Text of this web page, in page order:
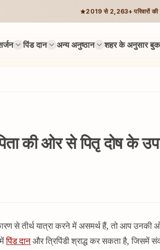
2019 से 2,263+ परिवारों की
पिंड दान अन्य अनुष्ठान शहर के अनुसार
की ओर से पितृ दोष के
से तीर्थ यात्रा करने में असमर्थ हैं, तो आप उनकी
पिंड दानऔर त्रिपिंडी श्राद्ध कर सकता है, जिसमें